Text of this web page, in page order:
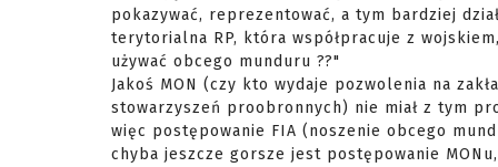
pokazywać, reprezentować, a tym bardziej
terytorialna RP, która współpracuje z
używać obcego munduru ??"
Jakoś MON (czy kto wydaje pozwolenia na
stowarzyszeń proobronnych) nie miał z tym
więc postępowanie FIA (noszenie obcego
chyba jeszcze gorsze jest postępowanie